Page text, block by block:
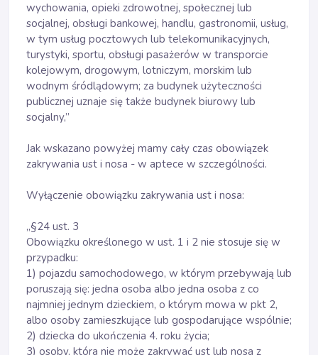
wychowania, opieki zdrowotnej, społecznej lub
socjalnej, obsługi bankowej, handlu, gastronomii, usług,
w tym usług pocztowych lub telekomunikacyjnych,
turystyki, sportu, obsługi pasażerów w transporcie
kolejowym, drogowym, lotniczym, morskim lub
wodnym śródlądowym; za budynek użyteczności
publicznej uznaje się także budynek biurowy lub
socjalny,”
Jak wskazano powyżej mamy cały czas obowiązek
zakrywania ust i nosa - w aptece w szczególności.
Wyłączenie obowiązku zakrywania ust i nosa:
„§24 ust. 3
Obowiązku określonego w ust. 1 i 2 nie stosuje się w
przypadku:
1) pojazdu samochodowego, w którym przebywają lub
poruszają się: jedna osoba albo jedna osoba z co
najmniej jednym dzieckiem, o którym mowa w pkt 2,
albo osoby zamieszkujące lub gospodarujące wspólnie;
2) dziecka do ukończenia 4. roku życia;
3) osoby, która nie może zakrywać ust lub nosa z